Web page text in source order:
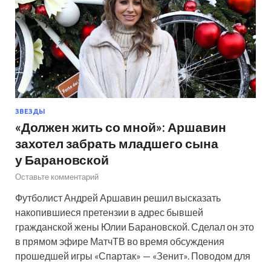
ЗВЕЗДЫ
«Должен жить со мной»: Аршавин
захотел забрать младшего сына
у Барановской
Оставьте комментарий
Футболист Андрей Аршавин решил высказать
накопившиеся претензии в адрес бывшей
гражданской жены Юлии Барановской. Сделал он это
в прямом эфире МатчТВ во время обсуждения
прошедшей игры «Спартак» — «Зенит». Поводом для